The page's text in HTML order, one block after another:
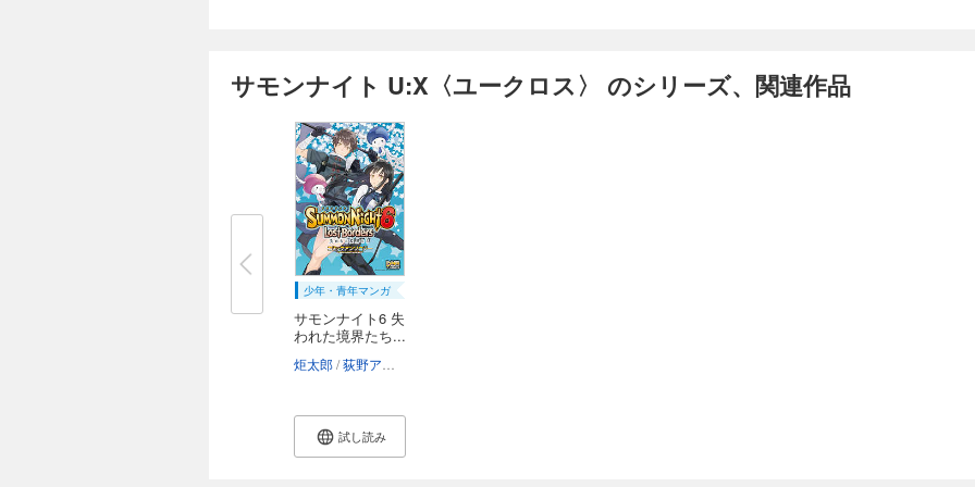
サモンナイト U:X〈ユークロス〉 のシリーズ、関連作品
少年・青年マンガ
サモンナイト6 失
われた境界たち...
炬太郎 荻野アつき
試し読み